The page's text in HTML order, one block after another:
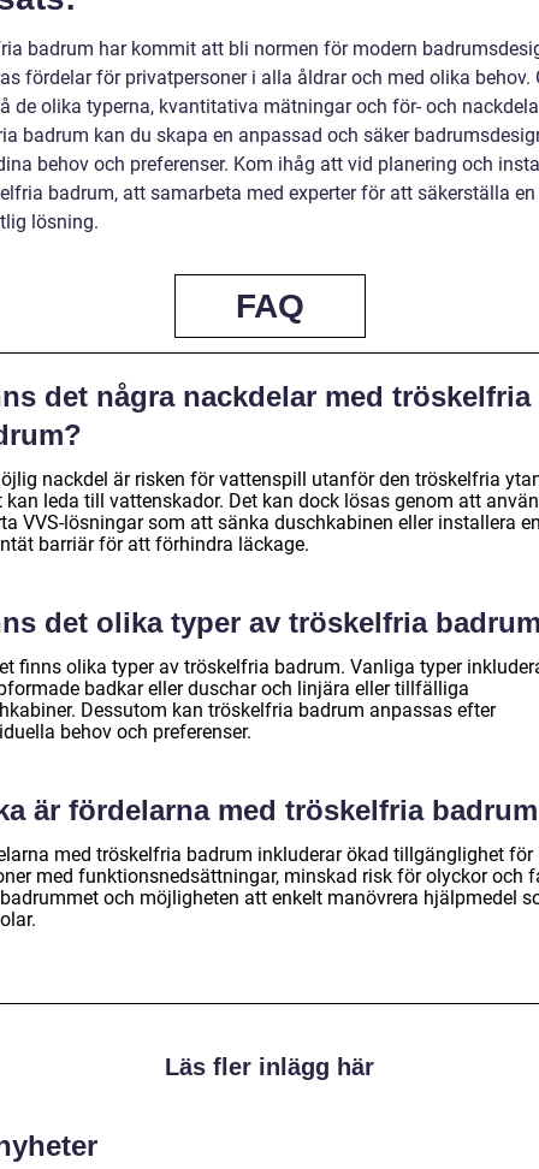
badrum har kommit att bli normen för modern
fördelar för privatpersoner i alla åldrar och med olika behov.
de olika typerna, kvantitativa mätningar och för- och
badrum kan du skapa en anpassad och säker
behov och preferenser. Kom ihåg att vid planering och
badrum, att samarbeta med experter för att säkerställa
lösning.
FAQ
det några nackdelar med tröskelfria
nackdel är risken för vattenspill utanför den tröskelfria
kan leda till vattenskador. Det kan dock lösas genom att
VVS-lösningar som att sänka duschkabinen eller installera
barriär för att förhindra läckage.
det olika typer av tröskelfria
finns olika typer av tröskelfria badrum. Vanliga typer
badkar eller duschar och linjära eller tillfälliga
Dessutom kan tröskelfria badrum anpassas efter
behov och preferenser.
är fördelarna med tröskelfria
med tröskelfria badrum inkluderar ökad tillgänglighet för
med funktionsnedsättningar, minskad risk för olyckor och
och möjligheten att enkelt manövrera hjälpmedel
Läs fler inlägg här